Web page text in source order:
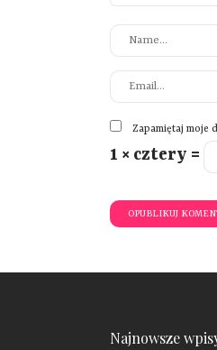
Zapamiętaj moje
1 × cztery =
Najnowsze